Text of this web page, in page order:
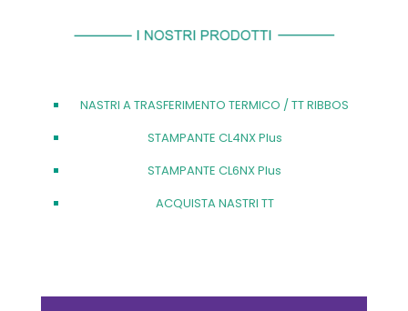
NASTRI A TRASFERIMENTO TERMICO / TT RIBBOS
STAMPANTE CL4NX Plus
STAMPANTE CL6NX Plus
ACQUISTA NASTRI TT